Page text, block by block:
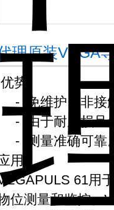
理原装VEGA
优势
- 免维护，非接
- 由于耐磨损且
- 测量准确可靠
用
61用
位测量和监控。